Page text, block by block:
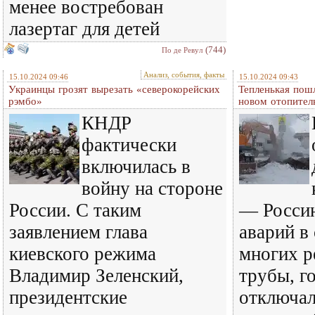
менее востребован
лазертаг для детей
По де Ревул (744)
15.10.2024 09:46 Анализ, события, факты
Украинцы грозят вырезать «северокорейских
рэмбо»
КНДР
фактически
включилась в
войну на стороне
России. С таким
заявлением глава
киевского режима
Владимир Зеленский,
президентские
15.10.2024 09:43
Тепленькая
новом
—
аварий
многих
трубы,